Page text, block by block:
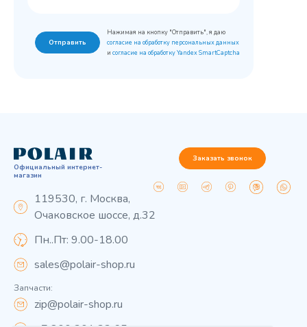
Отправить
Нажимая на кнопку "Отправить", я даю
согласие на обработку персональных данных
и согласие на обработку Yandex SmartCaptcha
Официальный интернет-
магазин
119530, г. Москва,
Очаковское шоссе, д.32
Пн..Пт: 9.00-18.00
sales@polair-shop.ru
Запчасти:
zip@polair-shop.ru
Заказать звонок